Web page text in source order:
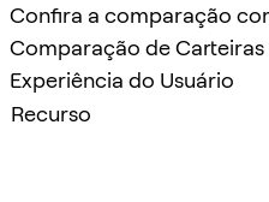
Confira a comparação
Comparação de
Experiência do Usuário
Recurso